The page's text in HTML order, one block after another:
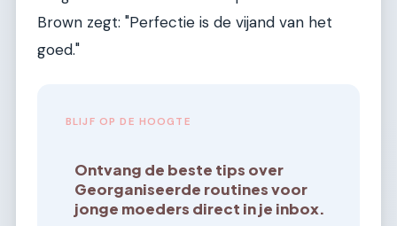
Brown zegt: "Perfectie is de vijand van het
goed."
BLIJF OP DE HOOGTE
Ontvang de beste tips over
Georganiseerde routines voor
jonge moeders direct in je inbox.